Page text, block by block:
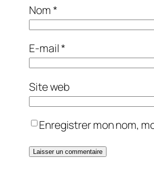
Nom*
E-mail*
Site web
Enregistrer mon nom,